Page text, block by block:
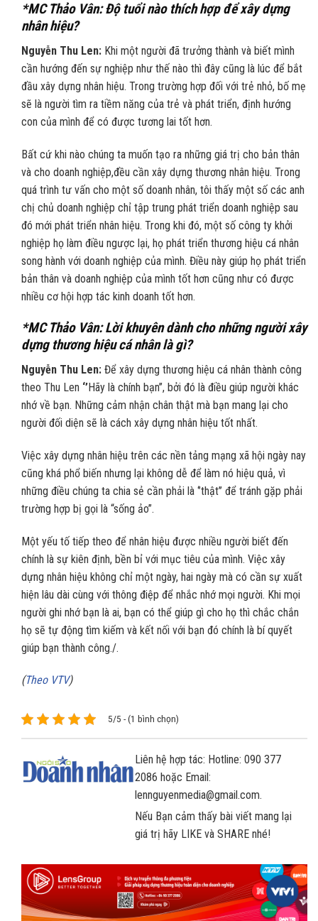
*MC Thảo Vân: Độ tuổi nào thích hợp để xây dựng
nhân hiệu?
Nguyễn Thu Len: Khi một người đã trưởng thành và biết mình
cần hướng đến sự nghiệp như thế nào thì đây cũng là lúc để bắt
đầu xây dựng nhân hiệu. Trong trường hợp đối với trẻ nhỏ, bố mẹ
sẽ là người tìm ra tiềm năng của trẻ và phát triển, định hướng
con của mình để có được tương lai tốt hơn.
Bất cứ khi nào chúng ta muốn tạo ra những giá trị cho bản thân
và cho doanh nghiệp,đều cần xây dựng thương nhân hiệu. Trong
quá trình tư vấn cho một số doanh nhân, tôi thấy một số các anh
chị chủ doanh nghiệp chỉ tập trung phát triển doanh nghiệp sau
đó mới phát triển nhân hiệu. Trong khi đó, một số công ty khởi
nghiệp họ làm điều ngược lại, họ phát triển thương hiệu cá nhân
song hành với doanh nghiệp của mình. Điều này giúp họ phát triển
bản thân và doanh nghiệp của mình tốt hơn cũng như có được
nhiều cơ hội hợp tác kinh doanh tốt hơn.
*MC Thảo Vân: Lời khuyên dành cho những người xây
dựng thương hiệu cá nhân là gì?
Nguyễn Thu Len: Để xây dựng thương hiệu cá nhân thành công
theo Thu Len ‘’Hãy là chính bạn’’, bởi đó là điều giúp người khác
nhớ về bạn. Những cảm nhận chân thật mà bạn mang lại cho
người đối diện sẽ là cách xây dựng nhân hiệu tốt nhất.
Việc xây dựng nhân hiệu trên các nền tảng mạng xã hội ngày nay
cũng khá phổ biến nhưng lại không dễ để làm nó hiệu quả, vì
những điều chúng ta chia sẻ cần phải là ‘’thật’’ để tránh gặp phải
trường hợp bị gọi là “sống ảo”.
Một yếu tố tiếp theo để nhân hiệu được nhiều người biết đến
chính là sự kiên định, bền bỉ với mục tiêu của mình. Việc xây
dựng nhân hiệu không chỉ một ngày, hai ngày mà có cần sự xuất
hiện lâu dài cùng với thông điệp để nhắc nhớ mọi người. Khi mọi
người ghi nhớ bạn là ai, bạn có thể giúp gì cho họ thì chắc chắn
họ sẽ tự động tìm kiếm và kết nối với bạn đó chính là bí quyết
giúp bạn thành công./.
(Theo VTV)
5/5 - (1 bình chọn)
Liên hệ hợp tác: Hotline: 090 377
2086 hoặc Email:
lennguyenmedia@gmail.com.
Nếu Bạn cảm thấy bài viết mang lại
giá trị hãy LIKE và SHARE nhé!